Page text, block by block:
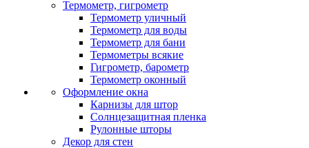
Термометр, гигрометр
Термометр уличный
Термометр для воды
Термометр для бани
Термометры всякие
Гигрометр, барометр
Термометр оконный
Оформление окна
Карнизы для штор
Солнцезащитная пленка
Рулонные шторы
Декор для стен